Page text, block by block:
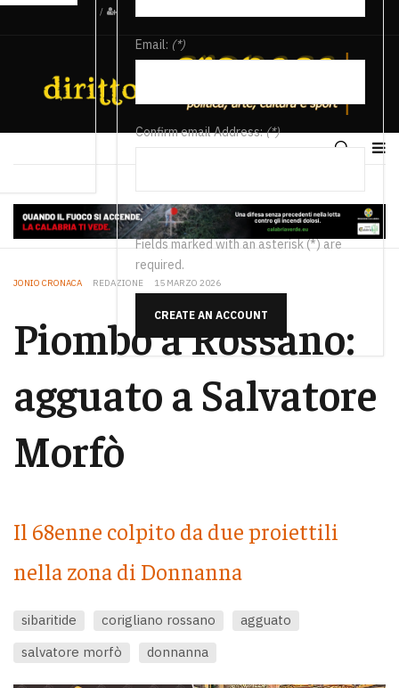
/
Email: (*)
Confirm email Address:(*)
Fields marked with an asterisk (*) are
required.
CREATE AN ACCOUNT
JONIO CRONACA REDAZIONE 15 MARZO 2026
Piombo a Rossano:
agguato a Salvatore
Morfò
Il 68enne colpito da due proiettili
nella zona di Donnanna
sibaritide corigliano rossano
agguato
salvatore morfò
donnanna